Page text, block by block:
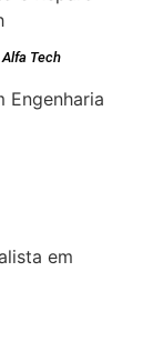
Tech